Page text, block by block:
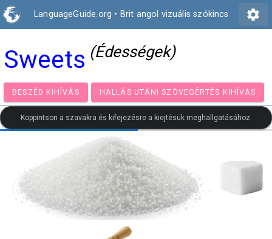
LanguageGuide.org • Brit angol vizuális szókincs settings
Sweets (Édességek)
BESZÉD KIHÍVÁS HALLÁS UTÁNI SZÖVEGÉRTÉS
Koppintson a szavakra és kifejezésre a kiejtésük meghallgatásához.